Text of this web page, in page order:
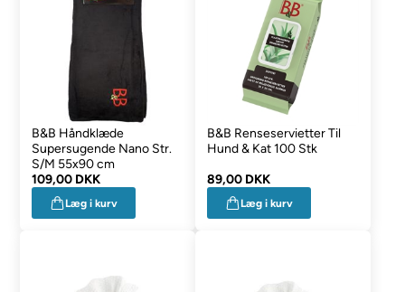
B&B Håndklæde
Supersugende Nano Str.
S/M 55x90 cm
109,00 DKK
Læg i kurv
B&B Renseservietter Til
Hund & Kat 100 Stk
89,00 DKK
Læg i kurv